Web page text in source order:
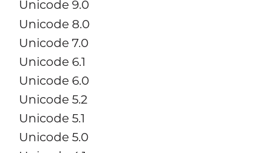
Unicode 9.0
Unicode 8.0
Unicode 7.0
Unicode 6.1
Unicode 6.0
Unicode 5.2
Unicode 5.1
Unicode 5.0